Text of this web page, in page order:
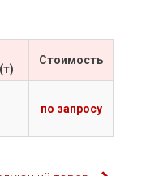
Cтоимость
по запросу